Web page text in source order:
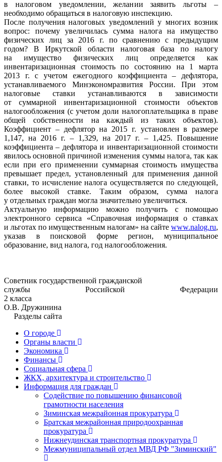
в налоговом уведомлении, желании заявить льготы –
необходимо обращаться в налоговую инспекцию.
После получения налоговых уведомлений у многих возник
вопрос: почему увеличилась сумма налога на имущество
физических лиц за 2016 г. по сравнению с предыдущим
годом? В Иркутской области налоговая база по налогу
на имущество физических лиц определяется как
инвентаризационная стоимость по состоянию на 1 марта
2013 г. с учетом ежегодного коэффициента – дефлятора,
устанавливаемого Минэкономразвития России. При этом
налоговые ставки устанавливаются в зависимости
от суммарной инвентаризационной стоимости объектов
налогообложения (с учетом доли налогоплательщика в праве
общей собственности на каждый из таких объектов).
Коэффициент – дефлятор на 2015 г. установлен в размере
1,147, на 2016 г. – 1,329, на 2017 г. – 1,425. Повышение
коэффициента – дефлятора и инвентаризационной стоимости
явилось основной причиной изменения суммы налога, так как
если при его применении суммарная стоимость имущества
превышает предел, установленный для применения данной
ставки, то исчисление налога осуществляется по следующей,
более высокой ставке. Таким образом, сумма налога
у отдельных граждан могла значительно увеличиться.
Актуальную информацию можно получить с помощью
электронного сервиса «Справочная информация о ставках
и льготах по имущественным налогам» на сайте www.nalog.ru,
указав в поисковой форме регион, муниципальное
образование, вид налога, год налогообложения.
Советник государственной гражданской
службы Российской Федерации
2
О.В. Дружинина
Разделы сайта
О городе
Органы власти
Экономика
Финансы
Социальная сфера
ЖКХ, архитектура и строительство
Информация для граждан
Содействие по повышению финансовой
грамотности населения
Зиминская межрайонная прокуратура
Братская межрайонная природоохранная
прокуратура
Нижнеудинская транспортная прокуратура
Межмуниципальный отдел МВД РФ "Зиминский"